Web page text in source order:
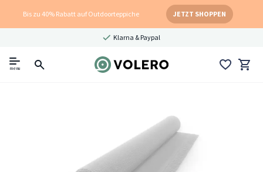
Bis zu 40% Rabatt auf Outdoorteppiche JETZT SHOPPEN
Klarna & Paypal
menu